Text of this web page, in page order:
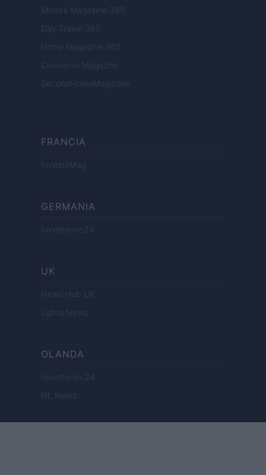
Motors Magazine 365
Day Travel 365
Home Magazine 365
Cineverse Magazine
SecondHomeMagazine
FRANCIA
InvestirMag
GERMANIA
Investieren24
UK
News Hub UK
Lgbtq News
OLANDA
Investeren 24
NL Newz